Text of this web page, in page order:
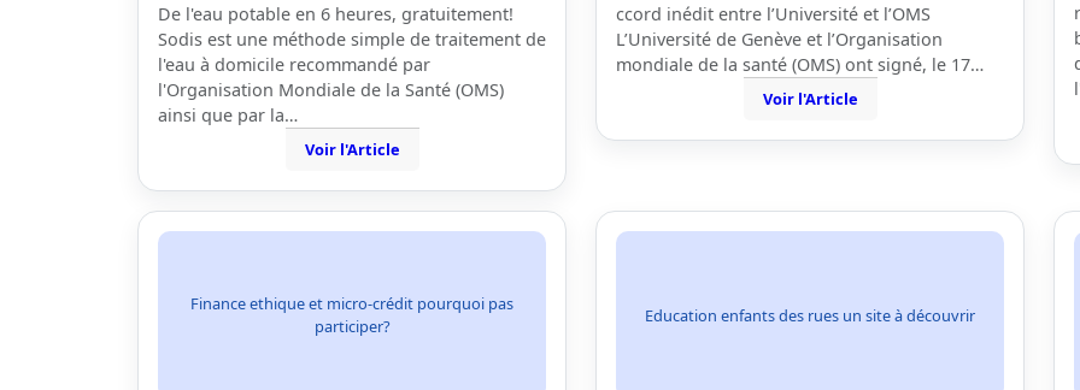
De l'eau potable en 6 heures, gratuitement!
Sodis est une méthode simple de traitement de
l'eau à domicile recommandé par
l'Organisation Mondiale de la Santé (OMS)
ainsi que par la…
Voir l'Article
ccord inédit entre l’Université et l’OMS
L’Université de Genève et l’Organisation
mondiale de la santé (OMS) ont signé, le 17…
Voir l'Article
Finance ethique et micro-crédit pourquoi pas
participer?
Education enfants des rues un site à découvrir